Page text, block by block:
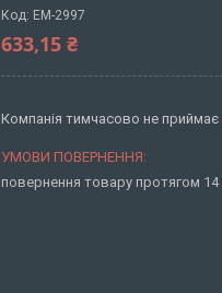
Код: EM-2997
633,15 ₴
Компанія тимчасово не
повернення товару протягом 14